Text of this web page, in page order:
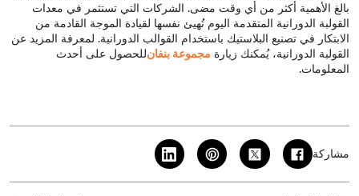
بالغ الأهمية أكثر من أي وقت مضى. الشركات التي تستثمر في معدات
القولبة الدورانية المتقدمة اليوم تُهيئ نفسها لقيادة الموجة القادمة من
الابتكار في تصنيع البلاستيك باستخدام القوالب الدورانية. لمعرفة المزيد عن
القولبة الدورانية، يُمكنك زيارة مجموعة بنفانللحصول على أحدث
المعلومات.
مشاركة